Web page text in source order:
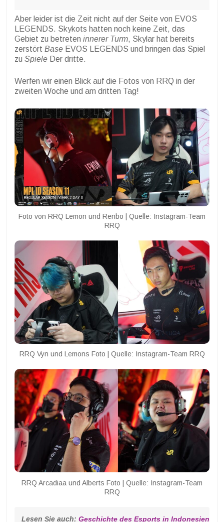
Aber leider ist die Zeit nicht auf der Seite von EVOS
LEGENDS. Skykots hatten noch keine Zeit, das
Gebiet zu betreten innerer Turm, Skylar hat bereits
zerstört Base EVOS LEGENDS und bringen das Spiel
zu Spiele Der dritte.
Werfen wir einen Blick auf die Fotos von RRQ in der
zweiten Woche und am dritten Tag!
Foto von RRQ Lemon und Renbo | Quelle: Instagram-Team
RRQ
RRQ Vyn und Lemons Foto | Quelle: Instagram-Team RRQ
RRQ Arcadiaa und Alberts Foto | Quelle: Instagram-Team
RRQ
Lesen Sie auch: Geschichte des Esports in Indonesien